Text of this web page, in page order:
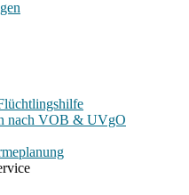
nach VOB & UVgO